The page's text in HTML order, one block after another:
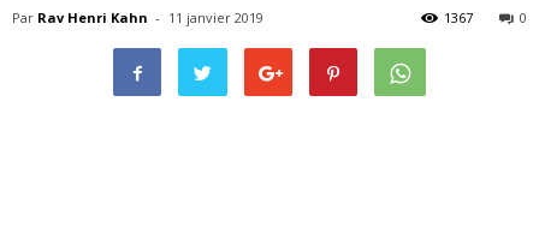
Par Rav Henri Kahn - 11 janvier 2019 0
1367